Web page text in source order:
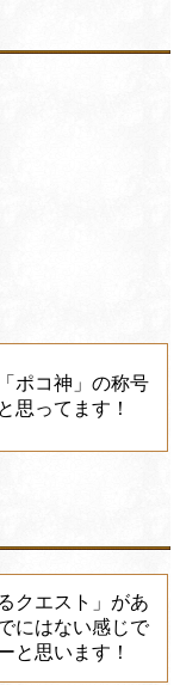
ポコ神」の称号
思ってます！
クエスト」があ
にはない感じで
と思います！